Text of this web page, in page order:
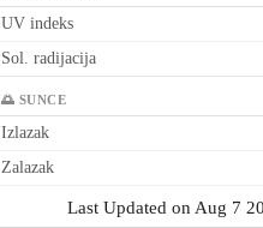
UV indeks
Sol. radijacija
🌅 SUNCE
Izlazak
Zalazak
Last Updated on Aug 7